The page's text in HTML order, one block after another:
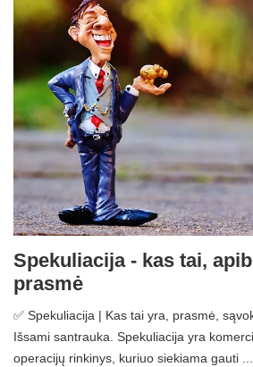
Spekuliacija - kas tai,
prasmė
✅ Spekuliacija | Kas tai yra, prasmė,
Išsami santrauka. Spekuliacija yra
operacijų rinkinys, kuriuo siekiama gauti